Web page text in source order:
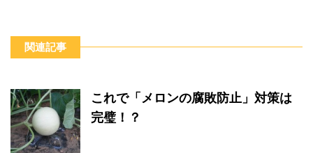
関連記事
これで「メロンの腐敗防止」対策は
完璧！？